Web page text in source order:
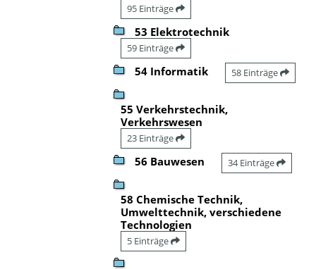
95 Einträge
53 Elektrotechnik
59 Einträge
54 Informatik 58 Einträge
55 Verkehrstechnik,
Verkehrswesen
23 Einträge
56 Bauwesen 34 Einträge
58 Chemische Technik,
Umwelttechnik, verschiedene
Technologien
5 Einträge